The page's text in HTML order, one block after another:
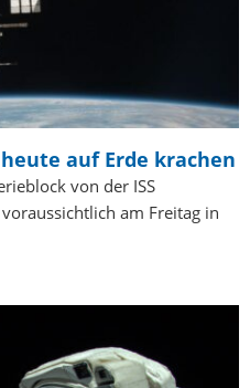
auf Erde krachen
von der ISS
am Freitag in